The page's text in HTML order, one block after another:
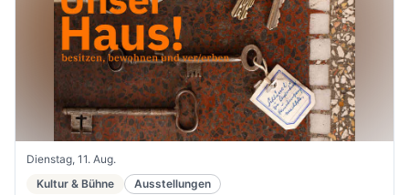
Dienstag, 11. Aug.
Kultur & Bühne
Ausstellungen